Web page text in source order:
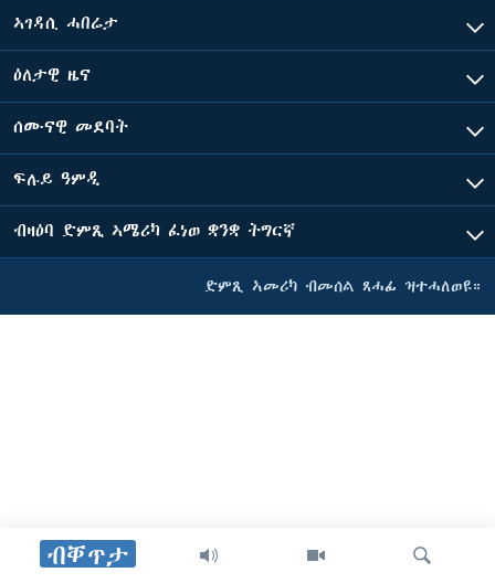
ብቐጥታ
ኣገዳሲ ሓበሬታ
ዕለታዊ ዜና
ሰሙናዊ መደባት
ፍሉይ ዓምዲ
ብዛዕባ ድምጺ ኣሜሪካ ፈነወ ቋንቋ ትግርኛ
ድምጺ ኣመሪካ ብመሰል ጸሓፊ ዝተሓለወዩ።